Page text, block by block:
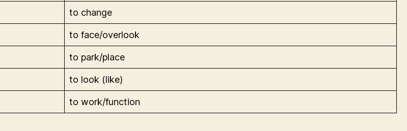
to change
to face/overlook
to park/place
to look (like)
to work/function